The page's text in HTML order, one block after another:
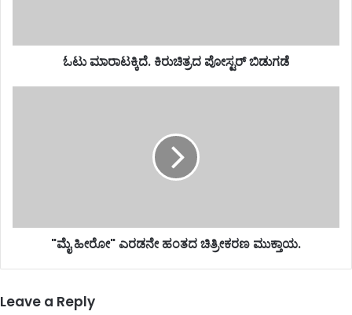
ಓಟು ಮಾರಾಟಕ್ಕಿದೆ. ಕಿರುಚಿತ್ರದ ಪೋಸ್ಟರ್ ಬಿಡುಗಡೆ
"ಮೈ ಹೀರೋ" ಎರಡನೇ ಹಂತದ ಚಿತ್ರೀಕರಣ ಮುಕ್ತಾಯ.
Leave a Reply